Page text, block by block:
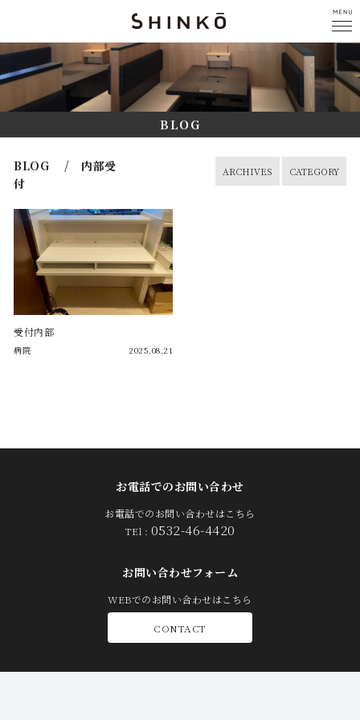
BLOG
BLOG / 内部受
付
CATEGORY
ARCHIVES
受付内部
病院 2025.08.21
お電話でのお問い合わせ
お電話でのお問い合わせはこちら
TEl : 0532-46-4420
お問い合わせフォーム
WEBでのお問い合わせはこちら
CONTACT